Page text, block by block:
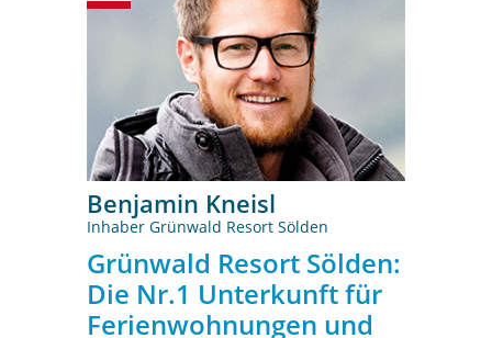
Benjamin Kneisl
Inhaber Grünwald Resort Sölden
Grünwald Resort Sölden:
Die Nr.1 Unterkunft für
Ferienwohnungen und